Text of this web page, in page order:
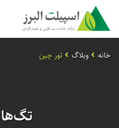
خانه وبلاگ تور چین
تگ‌ها